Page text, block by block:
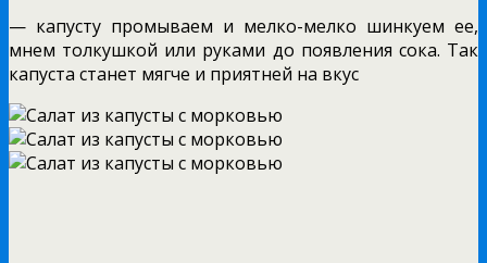
— капусту промываем и мелко-мелко шинкуем ее,
мнем толкушкой или руками до появления сока. Так
капуста станет мягче и приятней на вкус